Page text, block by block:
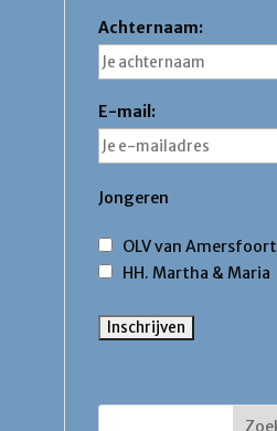
Achternaam:
E-mail:
Jongeren
OLV van Amersfoort
HH. Martha & Maria